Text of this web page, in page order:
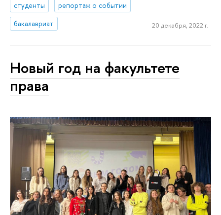
студенты
репортаж о событии
бакалавриат
20 декабря, 2022 г.
Новый год на факультете
права